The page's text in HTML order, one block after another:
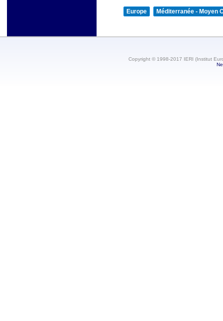
Europe Méditerranée - Moyen
Copyright © 1998-2017 IERI (Institut